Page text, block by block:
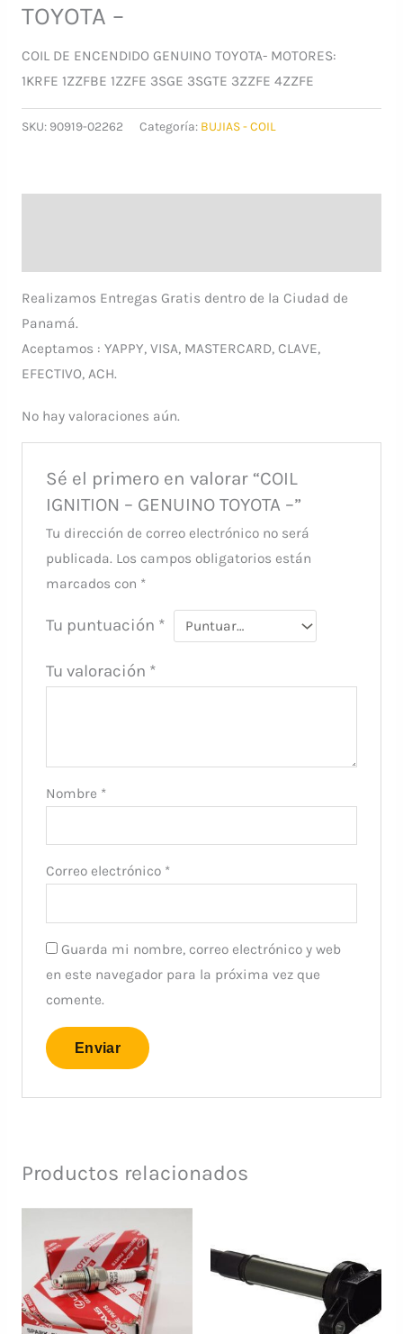
TOYOTA –
COIL DE ENCENDIDO GENUINO TOYOTA- MOTORES:
1KRFE 1ZZFBE 1ZZFE 3SGE 3SGTE 3ZZFE 4ZZFE
SKU: 90919-02262 Categoría: BUJIAS - COIL
Realizamos Entregas Gratis dentro de la Ciudad de
Panamá.
Aceptamos : YAPPY, VISA, MASTERCARD, CLAVE,
EFECTIVO, ACH.
No hay valoraciones aún.
Sé el primero en valorar “COIL
IGNITION – GENUINO TOYOTA –”
Tu dirección de correo electrónico no será
publicada. Los campos obligatorios están
marcados con *
Tu puntuación *
Tu valoración *
Nombre *
Correo electrónico *
Guarda mi nombre, correo electrónico y web
en este navegador para la próxima vez que
comente.
Productos relacionados